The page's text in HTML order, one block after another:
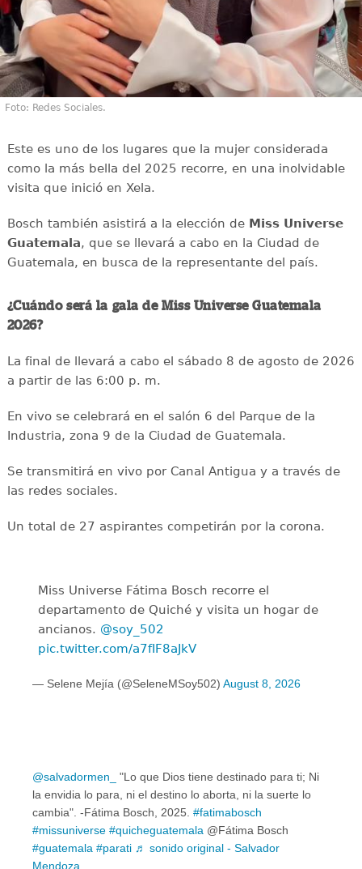
Foto: Redes Sociales.
Este es uno de los lugares que la mujer considerada
como la más bella del 2025 recorre, en una inolvidable
visita que inició en Xela.
Bosch también asistirá a la elección deMiss Universe
Guatemala, que se llevará a cabo en la Ciudad de
Guatemala, en busca de la representante del país.
¿Cuándo será la gala de Miss Universe Guatemala
2026?
La final de llevará a cabo el sábado 8 de agosto de 2026
a partir de las 6:00 p. m.
En vivo se celebrará en el salón 6 del Parque de la
Industria, zona 9 de la Ciudad de Guatemala.
Se transmitirá en vivo por Canal Antigua y a través de
las redes sociales.
Un total de 27 aspirantes competirán por la corona.
Miss Universe Fátima Bosch recorre el
departamento de Quiché y visita un hogar de
ancianos. @soy_502
pic.twitter.com/a7fIF8aJkV
— Selene Mejía (@SeleneMSoy502) August 8, 2026
@salvadormen_
"Lo que Dios tiene destinado para ti; Ni
la envidia lo para, ni el destino lo aborta, ni la suerte lo
cambia". -Fátima Bosch, 2025. #fatimabosch
#missuniverse #quicheguatemala @Fátima Bosch
#guatemala #parati ♬ sonido original - Salvador
Mendoza